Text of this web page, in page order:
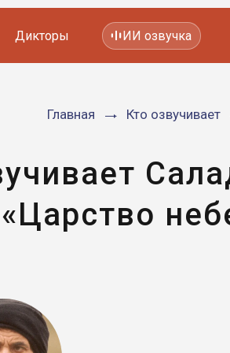
Мультфильмов
Дикторы ИИ озвучка
Главная Кто озвучивает
«Царство